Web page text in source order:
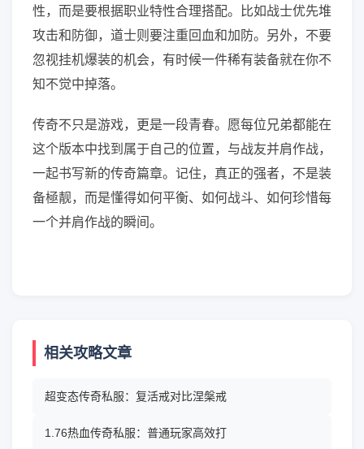
性，而是要根据职业特性合理搭配。比如战士优先堆
攻击和防御，道士则要注重回血和加防。另外，不要
忽视挂机爆装的机会，有时候一件稀有装备就在你不
知不觉中掉落。
传奇不只是游戏，更是一段青春。愿每位兄弟都能在
这个版本中找到属于自己的位置，与战友并肩作战，
一起书写新的传奇篇章。记住，真正的强者，不是装
备極靓，而是懂得如何平衡、如何战斗、如何珍惜每
一个并肩作战的瞬间。
相关攻略文章
超变态传奇私服：复活戒对比涅槃戒
1.76热血传奇私服：普通玩家高效打